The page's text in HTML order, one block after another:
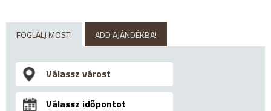
FOGLALJ MOST! ADD AJÁNDÉKBA!